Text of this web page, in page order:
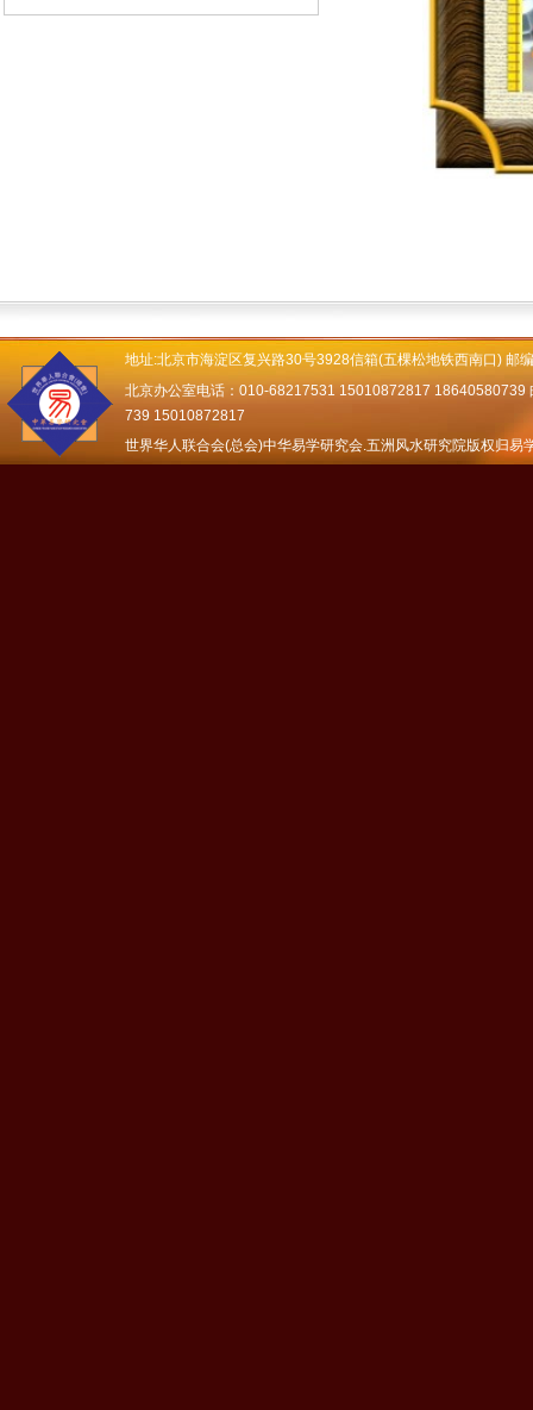
地址:北京市海淀区复兴路30号3928信箱(五棵松地铁西南口) 邮
北京办公室电话：010-68217531 15010872817
739 15010872817
世界华人联合会(总会)中华易学研究会.五洲风水研究院版权归易